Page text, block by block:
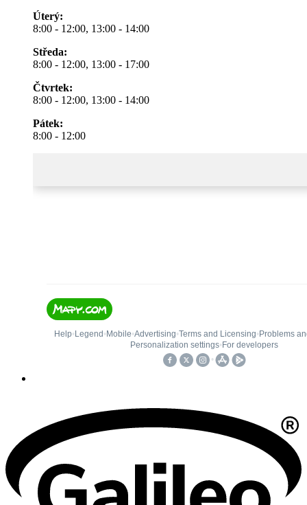
Úterý:
8:00 - 12:00, 13:00 - 14:00
Středa:
8:00 - 12:00, 13:00 - 17:00
Čtvrtek:
8:00 - 12:00, 13:00 - 14:00
Pátek:
8:00 - 12:00